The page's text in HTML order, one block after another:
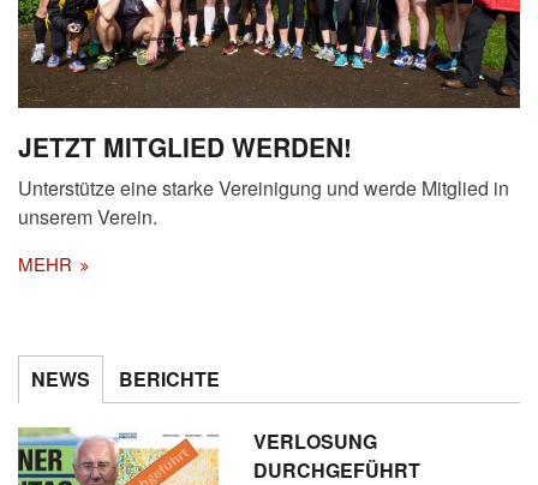
JETZT MITGLIED WERDEN!
Unterstütze eine starke Vereinigung und werde Mitglied in
unserem Verein.
MEHR
NEWS BERICHTE
VERLOSUNG
DURCHGEFÜHRT